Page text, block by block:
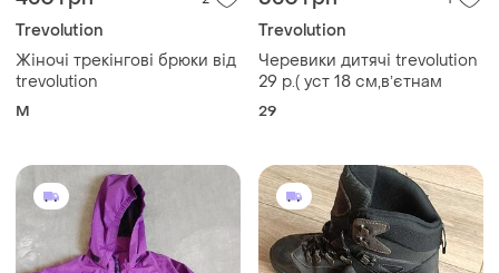
Trevolution
Жіночі трекінгові брюки від
trevolution
M
Trevolution
Черевики дитячі trevolution
29 р.( уст 18 см,вʼєтнам
29